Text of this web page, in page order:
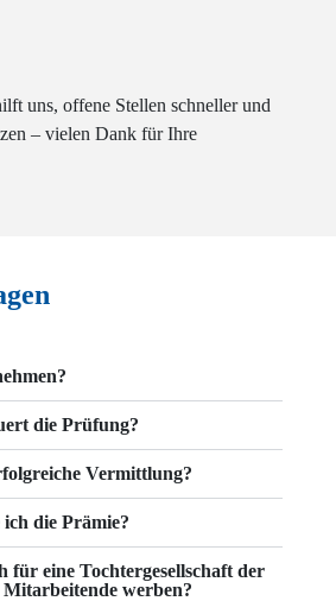
uns, offene Stellen schneller und
– vielen Dank für Ihre
die Prüfung?
Vermittlung?
die Prämie?
für eine Tochtergesellschaft der
werben?